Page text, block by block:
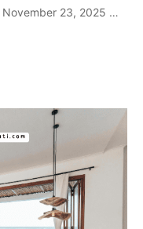
November 23, 2025